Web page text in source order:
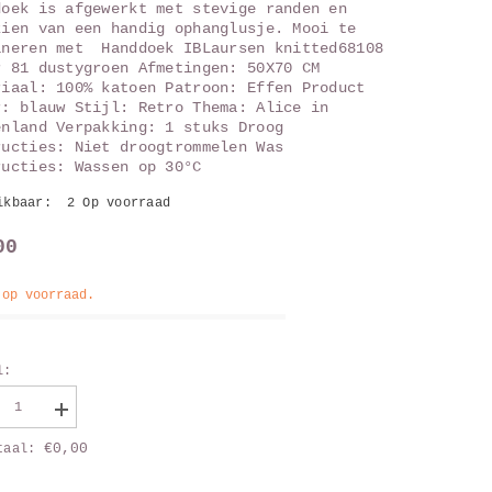
is afgewerkt met stevige randen en
van een handig ophanglusje. Mooi te
met Handdoek IBLaursen knitted68108
81 dustygroen Afmetingen: 50X70 CM
100% katoen Patroon: Effen Product
blauw Stijl: Retro Thema: Alice in
Verpakking: 1 stuks Droog
Niet droogtrommelen Was
Wassen op 30°C
2 Op voorraad
op voorraad.
Vergroot
aantal
van
€0,00